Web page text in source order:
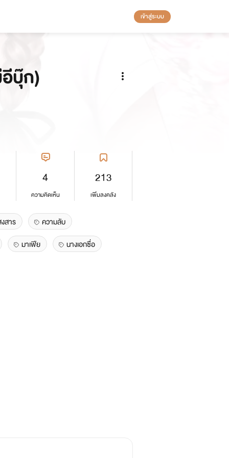
เข้าสู่ระบบ
บุ๊ก)
4
ความคิดเห็น
213
เพิ่มลงคลัง
สาร
ความลับ
มาเฟีย
นางเอกซื่อ